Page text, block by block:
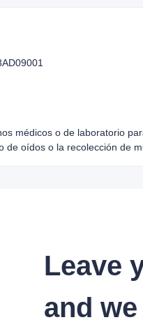
médicos o de laboratorio
de oídos o la recolección de
Leave
and